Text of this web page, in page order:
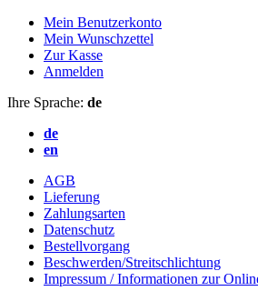
Mein Benutzerkonto
Mein Wunschzettel
Zur Kasse
Anmelden
Ihre Sprache: de
de
en
AGB
Lieferung
Zahlungsarten
Datenschutz
Bestellvorgang
Beschwerden/Streitschlichtung
Impressum / Informationen zur